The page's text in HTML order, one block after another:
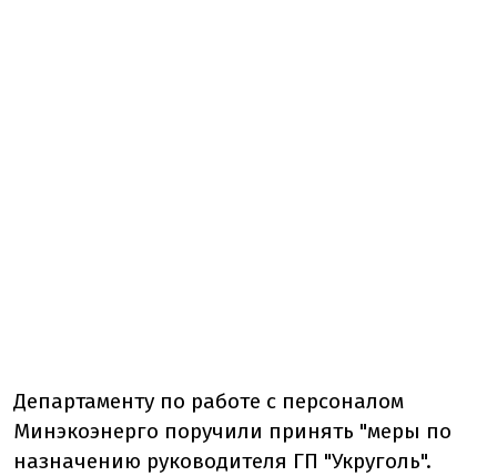
Департаменту по работе с персоналом
Минэкоэнерго поручили принять "меры по
назначению руководителя ГП "Укруголь".